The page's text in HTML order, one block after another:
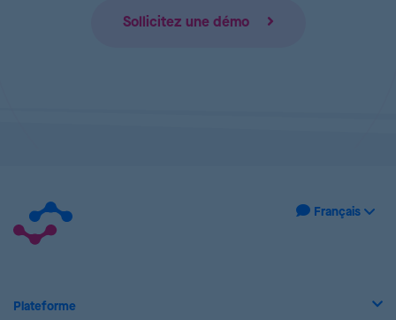
Sollicitez une démo
Plateforme